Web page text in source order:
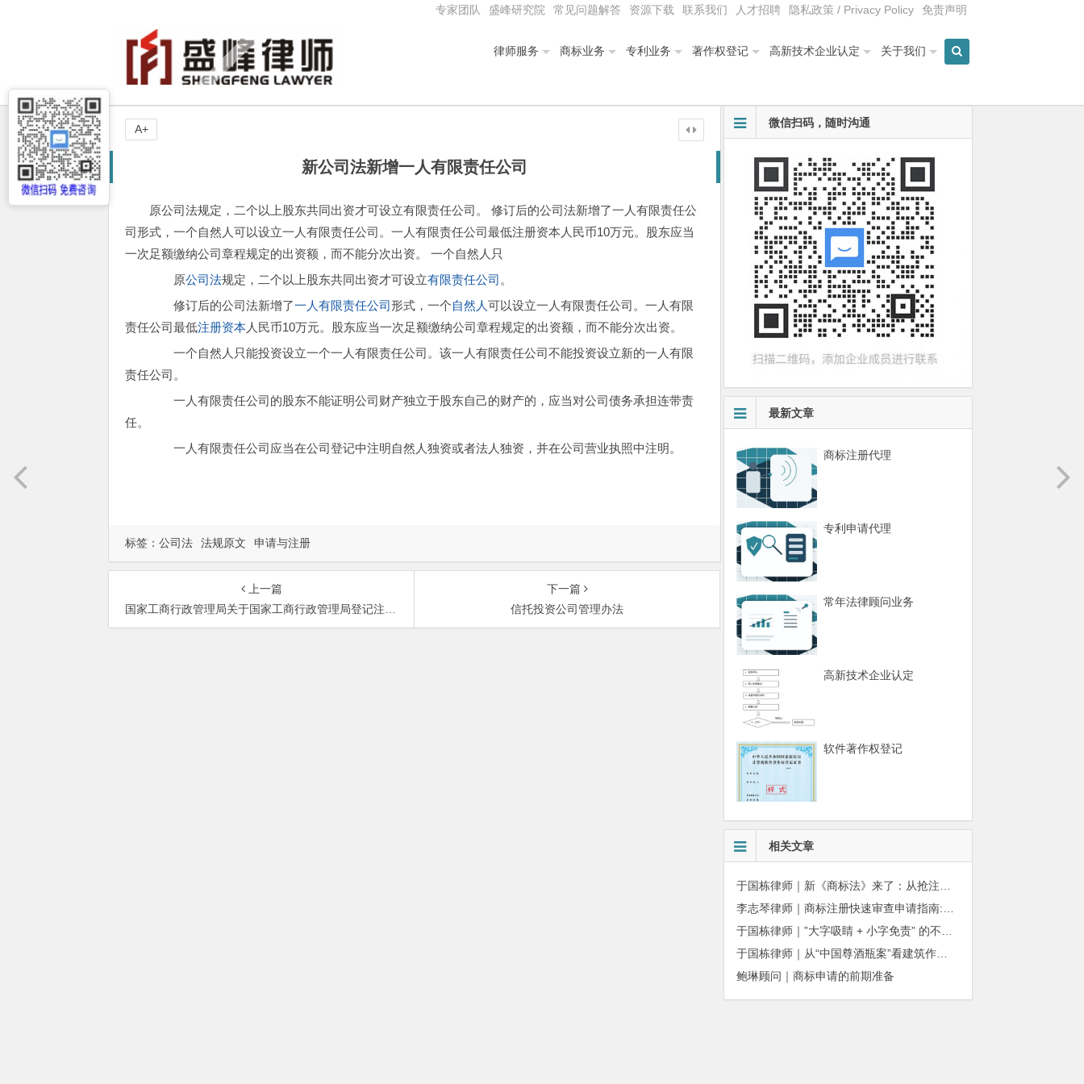
专家团队 盛峰研究院 常见问题解答 资源下载 联系我们 人才招聘 隐私政策 / Privacy Policy 免责声明
律师服务 商标业务 专利业务 著作权登记 高新技术企业认定 关于我们
新公司法新增一人有限责任公司
原公司法规定，二个以上股东共同出资才可设立有限责任公司。 修订后的公司法新增了一人有限责任公
司形式，一个自然人可以设立一人有限责任公司。一人有限责任公司最低注册资本人民币10万元。股东应当
一次足额缴纳公司章程规定的出资额，而不能分次出资。 一个自然人只
原公司法规定，二个以上股东共同出资才可设立有限责任公司 。
修订后的公司法新增了一人有限责任公司形式，一个自然人可以设立一人有限责任公司。一人有限
责任公司最低注册资本 人民币10万元。股东应当一次足额缴纳公司章程规定的出资额，而不能分次出资。
一个自然人只能投资设立一个一人有限责任公司。该一人有限责任公司不能投资设立新的一人有限
责任公司。
一人有限责任公司的股东不能证明公司财产独立于股东自己的财产的，应当对公司债务承担连带责
任。
一人有限责任公司应当在公司登记中注明自然人独资或者法人独资，并在公司营业执照中注明。
A+
标签：公司法 法规原文 申请与注册
上一篇
国家工商行政管理局关于国家工商行政管理局登记注册公司（企业）的范围和有关年检换照、重新登记注册问题的
下一篇
信托投资公司管理办法
微信扫码，随时沟通
最新文章
商标注册代理
专利申请代理
常年法律顾问业务
高新技术企业认定
软件著作权登记
相关文章
于国栋律师｜从“中国尊酒瓶案”看建筑作品著作权保护的司法边界与商用合规
鲍琳顾问｜商标申请的前期准备